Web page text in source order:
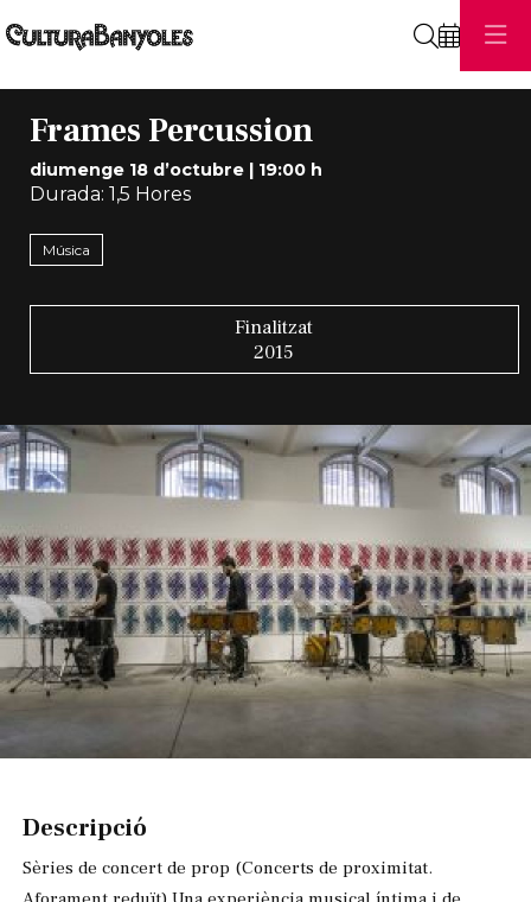
Frames Percussion
diumenge 18 d’octubre| 19:00 h
Durada: 1,5 Hores
Música
Finalitzat
2015
Descripció
Sèries de concert de prop (Concerts de proximitat.